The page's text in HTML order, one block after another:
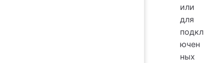
или
для
подкл
ючен
ных